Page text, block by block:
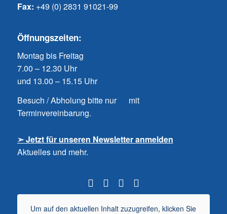
Fax: +49 (0) 2831 91021-99
Öffnungszeiten:
Montag bis Freitag
7.00 – 12.30 Uhr
und 13.00 – 15.15 Uhr
Besuch / Abholung bitte nur mit
Terminvereinbarung.
➣ Jetzt für unseren Newsletter anmelden
Aktuelles und mehr.
Um auf den aktuellen Inhalt zuzugreifen, klicken Sie